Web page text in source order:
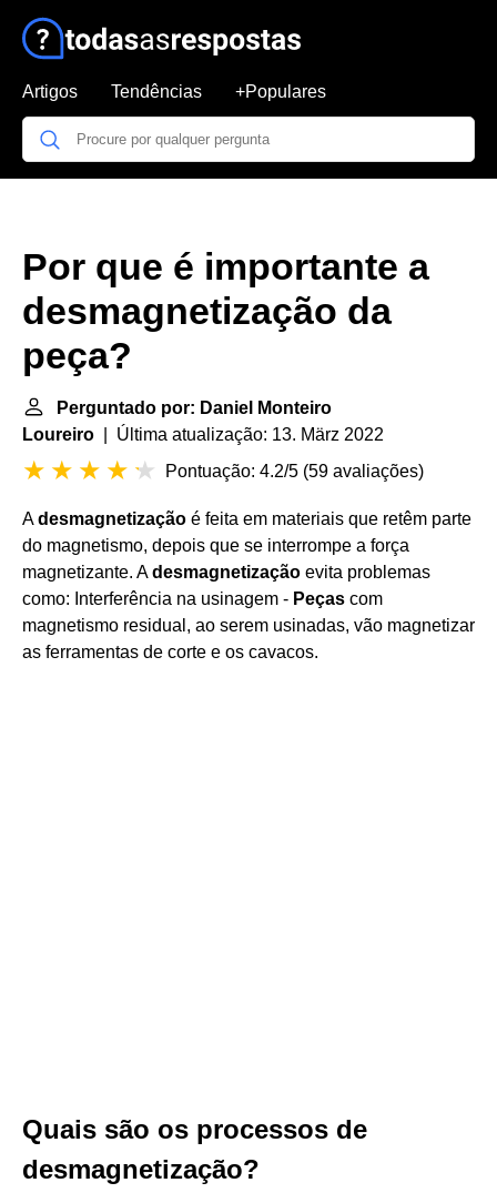
Artigos Tendências +Populares
Por que é importante a
desmagnetização da
peça?
Perguntado por: Daniel Monteiro
Loureiro | Última atualização: 13. März 2022
Pontuação: 4.2/5 (59 avaliações)
Adesmagnetização é feita em materiais que retêm parte
do magnetismo, depois que se interrompe a força
magnetizante. Adesmagnetização evita problemas
como: Interferência na usinagem - Peças com
magnetismo residual, ao serem usinadas, vão magnetizar
as ferramentas de corte e os cavacos.
Quais são os processos de
desmagnetização?